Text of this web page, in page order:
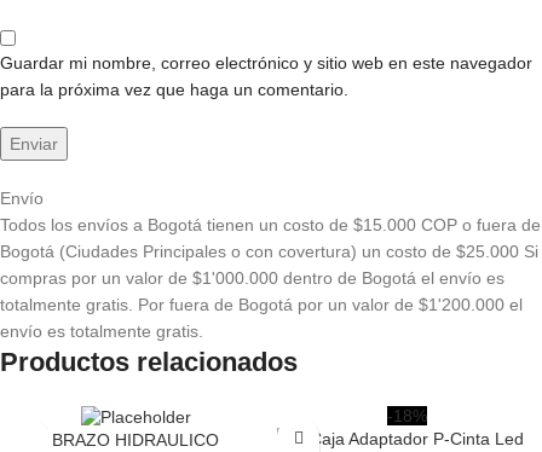
Guardar mi nombre, correo electrónico y sitio web en este navegador
para la próxima vez que haga un comentario.
Envío
Todos los envíos a Bogotá tienen un costo de $15.000 COP o fuera de
Bogotá (Ciudades Principales o con covertura) un costo de $25.000 Si
compras por un valor de $1'000.000 dentro de Bogotá el envío es
totalmente gratis. Por fuera de Bogotá por un valor de $1'200.000 el
envío es totalmente gratis.
Productos relacionados
BRAZO HIDRAULICO
-18%